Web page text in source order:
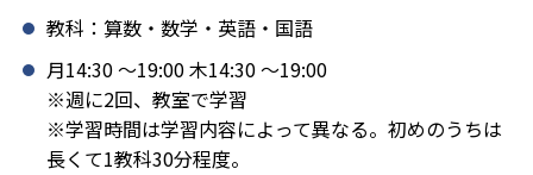
教科：算数・数学・英語・国語
月14:30 〜19:00 木14:30 〜19:00
※週に2回、教室で学習
※学習時間は学習内容によって異なる。初めのうちは
長くて1教科30分程度。